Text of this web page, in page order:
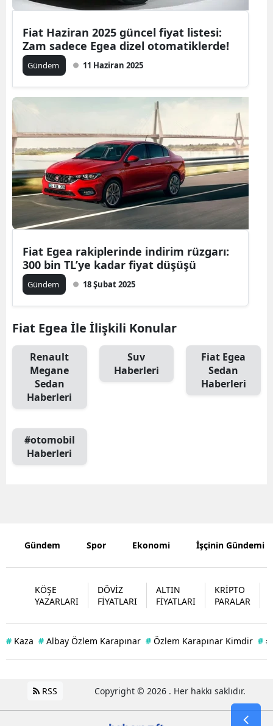
Tokat
Tunceli
Şanlıurfa
Uşak
Van
Yozgat
Zonguldak
Aksaray
Karaman
Batman
Şırnak
Osmaniye
Fiat Haziran 2025 güncel fiyat listesi:
Zam sadece Egea dizel otomatiklerde!
Gündem 11 Haziran 2025
Fiat Egea rakiplerinde indirim rüzgarı:
300 bin TL’ye kadar fiyat düşüşü
Gündem 18 Şubat 2025
Fiat Egea İle İlişkili Konular
Renault
Megane
Sedan
Haberleri
Suv
Haberleri
Fiat Egea
Sedan
Haberleri
#otomobil
Haberleri
Gündem Spor Ekonomi İşçinin Gündemi
KÖŞE
YAZARLARI
DÖVİZ
FİYATLARI
ALTIN
FİYATLARI
KRİPTO
PARALAR
# Kaza # Albay Özlem Karapınar # Özlem Karapınar Kimdir #
RSS Copyright © 2026 . Her hakkı saklıdır.